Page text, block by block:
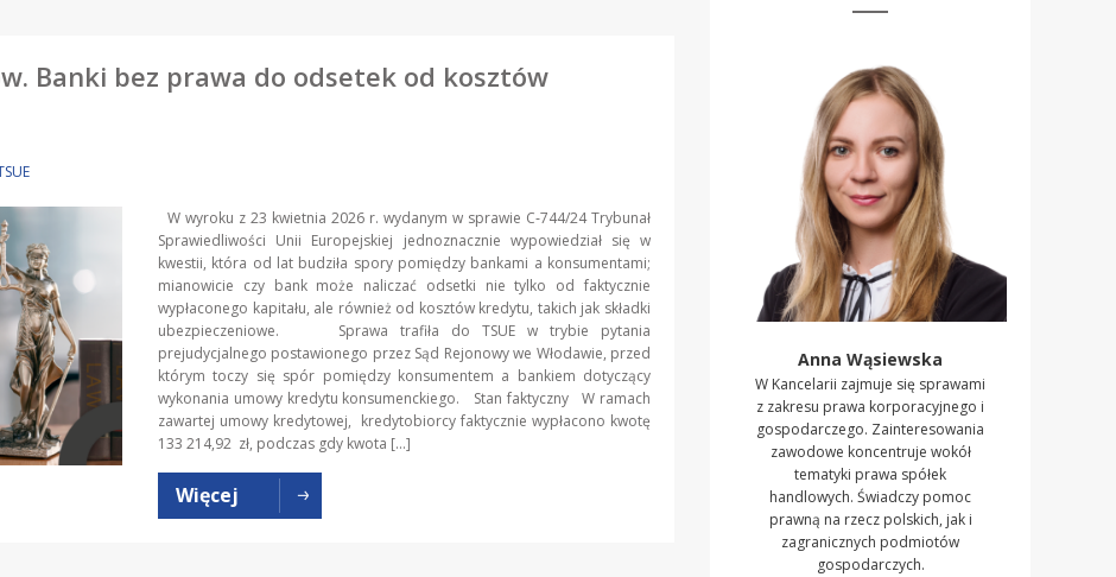
Banki bez prawa do odsetek od kosztów
W wyroku z 23 kwietnia 2026 r. wydanym w sprawie C‑744/24 Trybunał
Sprawiedliwości Unii Europejskiej jednoznacznie wypowiedział się w
kwestii, która od lat budziła spory pomiędzy bankami a konsumentami;
mianowicie czy bank może naliczać odsetki nie tylko od faktycznie
wypłaconego kapitału, ale również od kosztów kredytu, takich jak składki
ubezpieczeniowe. Sprawa trafiła do TSUE w trybie pytania
prejudycjalnego postawionego przez Sąd Rejonowy we Włodawie, przed
którym toczy się spór pomiędzy konsumentem a bankiem dotyczący
wykonania umowy kredytu konsumenckiego. Stan faktyczny W ramach
zawartej umowy kredytowej, kredytobiorcy faktycznie wypłacono kwotę
133 214,92 zł, podczas gdy kwota […]
Więcej
Anna Wąsiewska
W Kancelarii zajmuje się sprawami
z zakresu prawa korporacyjnego i
gospodarczego. Zainteresowania
zawodowe koncentruje wokół
tematyki prawa spółek
handlowych. Świadczy pomoc
prawną na rzecz polskich, jak i
zagranicznych podmiotów
gospodarczych.